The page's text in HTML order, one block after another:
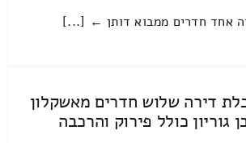
אחד חדרים ממבוא דותן ← [...]
דירה שלוש חדרים מאשקלון
כולל פירוק והרכבה